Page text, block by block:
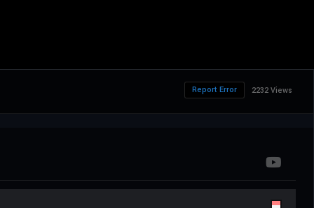
2232 Views
Report Error